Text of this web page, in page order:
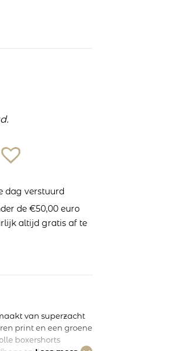
dag verstuurd
de €50,00 euro
altijd gratis af te
van superzacht
print en een groene
boxershorts